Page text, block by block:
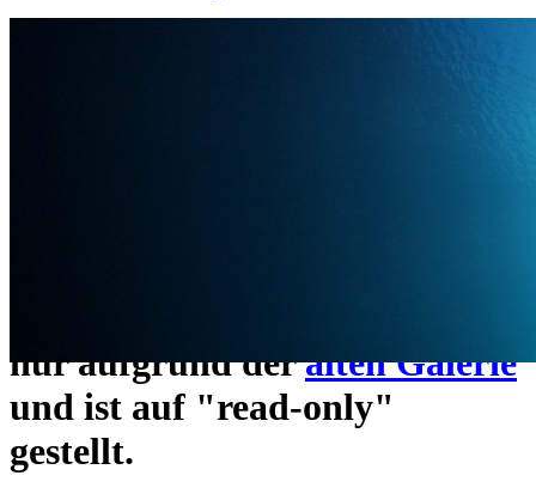
nur aufgrund deralten Galerie
und ist auf "read-only"
gestellt.